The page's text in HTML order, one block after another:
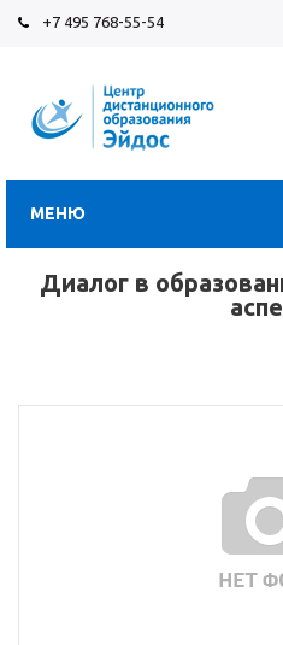
+7 495 768-55-54
МЕНЮ
Диалог в